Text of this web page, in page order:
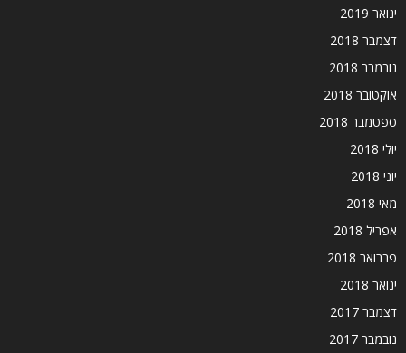
ינואר 2019
דצמבר 2018
נובמבר 2018
אוקטובר 2018
ספטמבר 2018
יולי 2018
יוני 2018
מאי 2018
אפריל 2018
פברואר 2018
ינואר 2018
דצמבר 2017
נובמבר 2017